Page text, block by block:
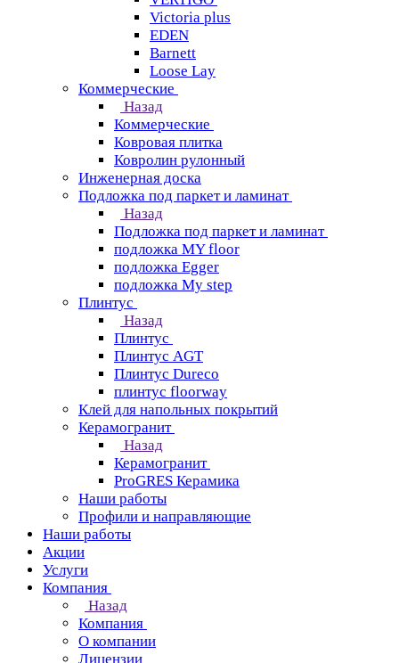
Victoria plus
EDEN
Barnett
Loose Lay
Коммерческие
Назад
Коммерческие
Ковровая плитка
Ковролин рулонный
Инженерная доска
Подложка под паркет и ламинат
Назад
Подложка под паркет и ламинат
подложка MY floor
подложка Egger
подложка My step
Плинтус
Назад
Плинтус
Плинтус AGT
Плинтус Dureco
плинтус floorway
Клей для напольных покрытий
Керамогранит
Назад
Керамогранит
ProGRES Керамика
Наши работы
Профили и направляющие
Наши работы
Акции
Услуги
Компания
Назад
Компания
О компании
Лицензии